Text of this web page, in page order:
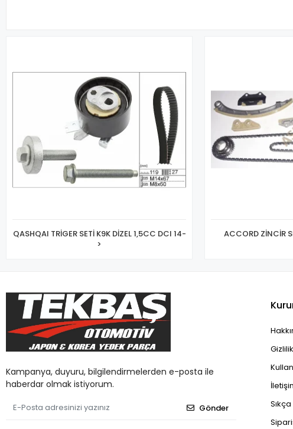
QASHQAI TRİGER SETİ K9K DİZEL 1,5CC DCI 14-
>
ACCORD ZİNCİR
Kampanya, duyuru, bilgilendirmelerden e-posta ile
haberdar olmak istiyorum.
Gönder